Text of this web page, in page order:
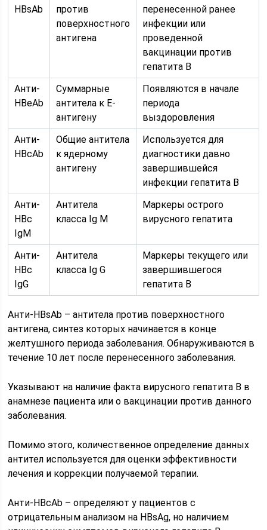
HBsAb
против
поверхностного
антигена
перенесенной ранее
инфекции или
проведенной
вакцинации против
гепатита В
Анти-
HBeAb
Суммарные
антитела к E-
антигену
Появляются в начале
периода
выздоровления
Анти-
HBcAb
Общие антитела
к ядерному
антигену
Используется для
диагностики давно
завершившейся
инфекции гепатита В
Анти-
HBc
IgM
Антитела
класса Ig M
Маркеры острого
вирусного гепатита
Анти-
HBc
IgG
Антитела
класса Ig G
Маркеры текущего или
завершившегося
гепатита В
Анти-HBsAb – антитела против поверхностного
антигена, синтез которых начинается в конце
желтушного периода заболевания. Обнаруживаются в
течение 10 лет после перенесенного заболевания.
Указывают на наличие факта вирусного гепатита В в
анамнезе пациента или о вакцинации против данного
заболевания.
Помимо этого, количественное определение данных
антител используется для оценки эффективности
лечения и коррекции получаемой терапии.
Анти-HBcAb – определяют у пациентов с
отрицательным анализом на HBsAg, но наличием